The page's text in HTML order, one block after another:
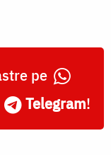
pe
Telegram!